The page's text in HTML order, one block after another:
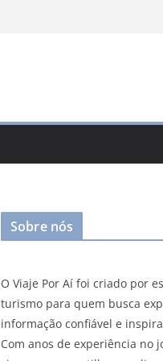
Sobre nós
O Viaje Por Aí foi criado por
turismo para quem busca
informação confiável e
Com anos de experiência no